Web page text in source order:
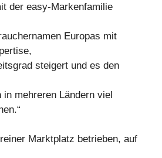
der easy-Markenfamilie
Europas mit
steigert und es den
mehreren Ländern viel
Marktplatz betrieben, auf